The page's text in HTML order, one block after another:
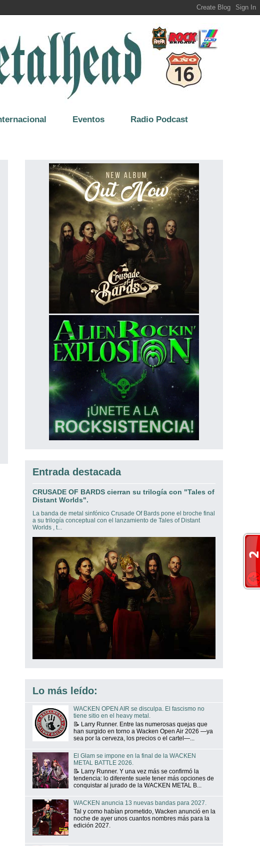
Eventos Radio Podcast
Entrada destacada
CRUSADE OF BARDS cierran su trilogía con "Tales of
Distant Worlds".
La banda de metal sinfónico Crusade Of Bards pone el broche final
a su trilogía conceptual con el lanzamiento de Tales of Distant
Worlds , t...
Lo más leído:
WACKEN OPEN AIR se disculpa. El fascismo no
tiene sitio en el heavy metal.
📝 Larry Runner. Entre las numerosas quejas que
han surgido en torno a Wacken Open Air 2026 —ya
sea por la cerveza, los precios o el cartel—...
El Glam se impone en la final de la WACKEN
METAL BATTLE 2026.
📝 Larry Runner. Y una vez más se confirmó la
tendencia: lo diferente suele tener más opciones de
conquistar al jurado de la WACKEN METAL B...
WACKEN anuncia 13 nuevas bandas para 2027.
Tal y como habían prometido, Wacken anunció en la
noche de ayer unos cuantos nombres más para la
edición 2027.